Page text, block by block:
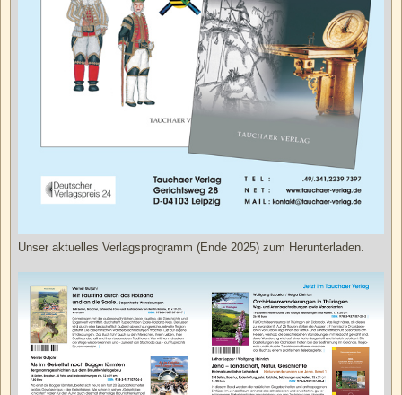
Unser aktuelles Verlagsprogramm (Ende 2025) zum Herunterladen.